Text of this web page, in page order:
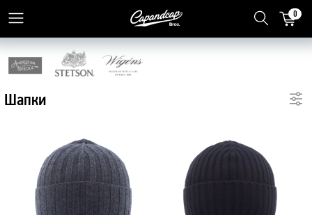
0
Шапки